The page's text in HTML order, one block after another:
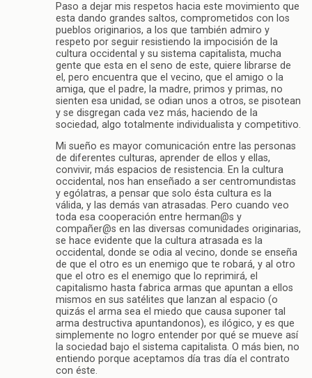
Paso a dejar mis respetos hacia este movimiento que
esta dando grandes saltos, comprometidos con los
pueblos originarios, a los que también admiro y
respeto por seguir resistiendo la impocisión de la
cultura occidental y su sistema capitalista, mucha
gente que esta en el seno de este, quiere librarse de
el, pero encuentra que el vecino, que el amigo o la
amiga, que el padre, la madre, primos y primas, no
sienten esa unidad, se odian unos a otros, se pisotean
y se disgregan cada vez más, haciendo de la
sociedad, algo totalmente individualista y competitivo.
Mi sueño es mayor comunicación entre las personas
de diferentes culturas, aprender de ellos y ellas,
convivir, más espacios de resistencia. En la cultura
occidental, nos han enseñado a ser centromundistas
y ególatras, a pensar que solo ésta cultura es la
válida, y las demás van atrasadas. Pero cuando veo
toda esa cooperación entre herman@s y
compañer@s en las diversas comunidades originarias,
se hace evidente que la cultura atrasada es la
occidental, donde se odia al vecino, donde se enseña
de que el otro es un enemigo que te robará, y al otro
que el otro es el enemigo que lo reprimirá, el
capitalismo hasta fabrica armas que apuntan a ellos
mismos en sus satélites que lanzan al espacio (o
quizás el arma sea el miedo que causa suponer tal
arma destructiva apuntandonos), es ilógico, y es que
simplemente no logro entender por qué se mueve así
la sociedad bajo el sistema capitalista. O más bien, no
entiendo porque aceptamos día tras día el contrato
con éste.